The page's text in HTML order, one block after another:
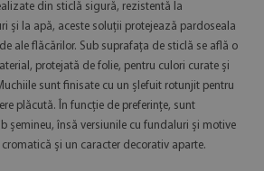
din sticlă sigură, rezistentă la
și la apă, aceste soluții protejează pardoseala
ale flăcărilor. Sub suprafața de sticlă se află o
protejată de folie, pentru culori curate și
sunt finisate cu un șlefuit rotunjit pentru
plăcută. În funcție de preferințe, sunt
șemineu, însă versiunile cu fundaluri și motive
și un caracter decorativ aparte.